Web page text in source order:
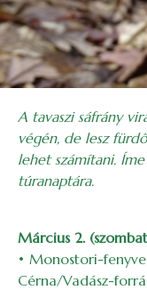
A tavaszi sáfrány
végén, de lesz
lehet számítani. Íme
túranaptára.
Március 2.
• Monostori-
Cérna/Vadász-